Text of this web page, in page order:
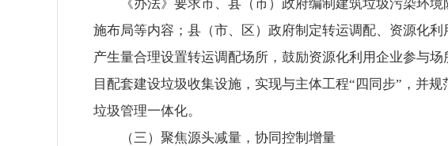
《办法》要求市、县（市）政府编制建筑垃圾污染环
施布局等内容；县（市、区）政府制定转运调配、资源化
产生量合理设置转运调配场所，鼓励资源化利用企业参与
目配套建设垃圾收集设施，实现与主体工程“四同步”，并
垃圾管理一体化。
（三）聚焦源头减量，协同控制增量